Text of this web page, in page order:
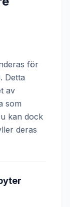
för
Detta
av
som
kan dock
deras